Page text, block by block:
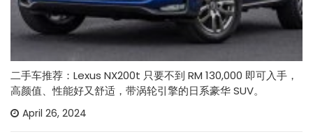
二手车推荐：Lexus NX200t 只要不到 RM 130,000 即可入手，
高颜值、性能好又舒适，带涡轮引擎的日系豪华 SUV。
April 26, 2024